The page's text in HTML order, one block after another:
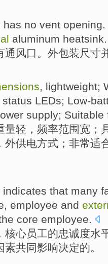
has no vent opening
aluminum heatsink.
通风口 。外包装尺寸
, lightweight;
status LEDs; Low-
supply; Suitable
量轻 ， 频率范围宽 ；
外供电方式；非常适
indicates that many
, employee and
core employee.
核心员工的忠诚度水
素共同影响决定的。